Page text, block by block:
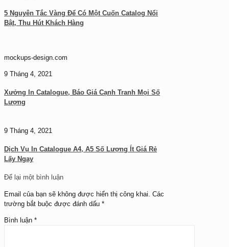
5 Nguyên Tắc Vàng Để Có Một Cuốn Catalog Nổi
Bật, Thu Hút Khách Hàng
mockups-design.com
9 Tháng 4, 2021
Xưởng In Catalogue, Báo Giá Cạnh Tranh Mọi Số
Lượng
9 Tháng 4, 2021
Dịch Vụ In Catalogue A4, A5 Số Lượng Ít Giá Rẻ
Lấy Ngay
Để lại một bình luận
Email của bạn sẽ không được hiển thị công khai. Các
trường bắt buộc được đánh dấu *
Bình luận *